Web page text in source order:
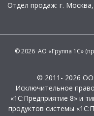
Отдел продаж: г. Москва,
© 2026 АО «Группа 1С»
© 2011- 2026
Исключительное
«1С:Предприятие 8» и
продуктов системы